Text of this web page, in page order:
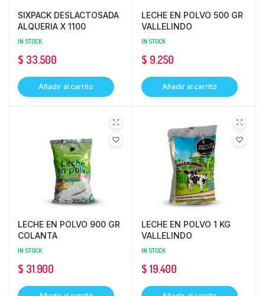
SIXPACK DESLACTOSADA
ALQUERIA X 1100
IN STOCK
$ 33.500
Añadir al carrito
LECHE EN POLVO 500 GR
VALLELINDO
IN STOCK
$ 9.250
Añadir al carrito
LECHE EN POLVO 900 GR
COLANTA
IN STOCK
$ 31.900
LECHE EN POLVO 1 KG
VALLELINDO
IN STOCK
$ 19.400